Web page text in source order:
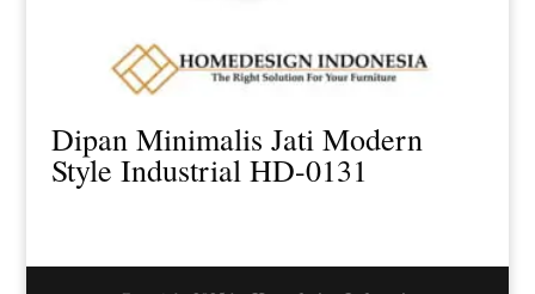
Dipan Minimalis Jati Modern
Style Industrial HD-0131